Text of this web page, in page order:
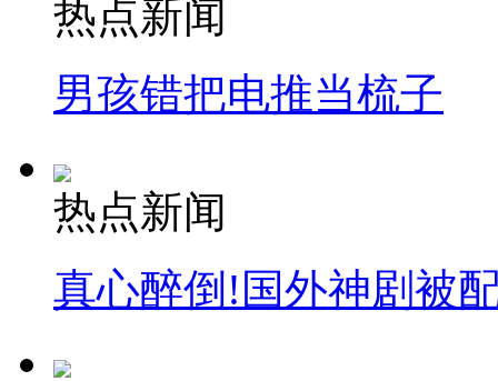
纽约上演“枕头大战”
热点新闻
男孩错把电推当梳子
热点新闻
真心醉倒!国外神剧被